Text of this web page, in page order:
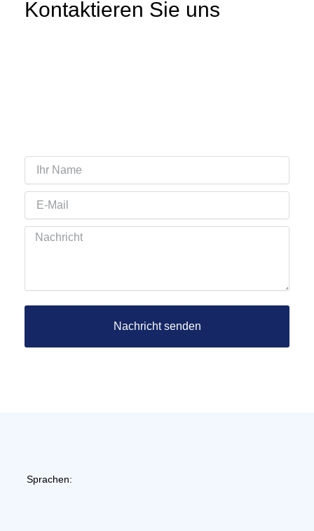
Kontaktieren Sie uns
Name
Nachricht
Nachricht senden
Sprachen: